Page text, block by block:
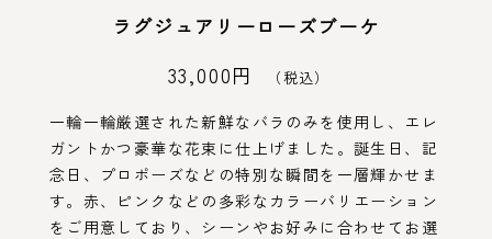
ラグジュアリーローズブーケ
33,000円 （税込）
一輪一輪厳選された新鮮なバラのみを使用し、エレ
ガントかつ豪華な花束に仕上げました。誕生日、記
念日、プロポーズなどの特別な瞬間を一層輝かせま
す。赤、ピンクなどの多彩なカラーバリエーション
をご用意しており、シーンやお好みに合わせてお選